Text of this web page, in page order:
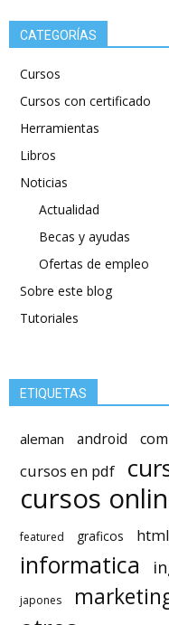
CATEGORÍAS
Cursos
Cursos con certificado
Herramientas
Libros
Noticias
Actualidad
Becas y ayudas
Ofertas de empleo
Sobre este blog
Tutoriales
ETIQUETAS
aleman android
cursos en pdf
cursos
featured graficos html
informatica
japones